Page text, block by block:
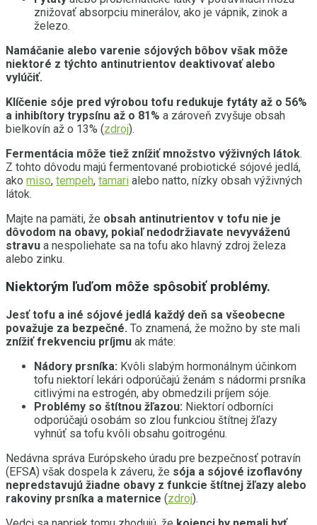
znižovať absorpciu minerálov, ako je vápnik, zinok a
železo.
Namáčanie alebo varenie sójových bôbov však môže
niektoré z týchto antinutrientov deaktivovať alebo
vylúčiť.
Klíčenie sóje pred výrobou tofu redukuje fytáty až o 56%
a inhibítory trypsínu až o 81% a zároveň zvyšuje obsah
bielkovín až o 13% (zdroj).
Fermentácia môže tiež znížiť množstvo výživných látok.
Z tohto dôvodu majú fermentované probiotické sójové jedlá,
ako miso, tempeh, tamari alebo natto, nízky obsah výživných
látok.
Majte na pamäti, že obsah antinutrientov v tofu nie je
dôvodom na obavy, pokiaľ nedodržiavate nevyváženú
stravu a nespoliehate sa na tofu ako hlavný zdroj železa
alebo zinku.
Niektorým ľuďom môže spôsobiť problémy.
Jesť tofu a iné sójové jedlá každý deň sa všeobecne
považuje za bezpečné. To znamená, že možno by ste mali
znížiť frekvenciu príjmu ak máte:
Nádory prsníka: Kvôli slabým hormonálnym účinkom
tofu niektorí lekári odporúčajú ženám s nádormi prsníka
citlivými na estrogén, aby obmedzili príjem sóje.
Problémy so štítnou žľazou: Niektorí odborníci
odporúčajú osobám so zlou funkciou štítnej žľazy
vyhnúť sa tofu kvôli obsahu goitrogénu.
Nedávna správa Európskeho úradu pre bezpečnosť potravín
(EFSA) však dospela k záveru, že sója a sójové izoflavóny
nepredstavujú žiadne obavy z funkcie štítnej žľazy alebo
rakoviny prsníka a maternice (zdroj).